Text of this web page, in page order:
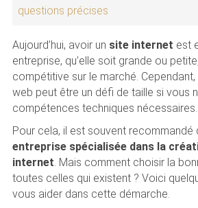
questions précises
Aujourd’hui, avoir un site internet est
entreprise, qu’elle soit grande ou
compétitive sur le marché. Cependant,
web peut être un défi de taille si vous
compétences techniques nécessaires.
Pour cela, il est souvent recommandé
entreprise spécialisée dans la
internet. Mais comment choisir la
toutes celles qui existent ? Voici
vous aider dans cette démarche.